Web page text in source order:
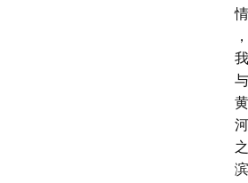
情
，
我
与
黄
河
之
滨